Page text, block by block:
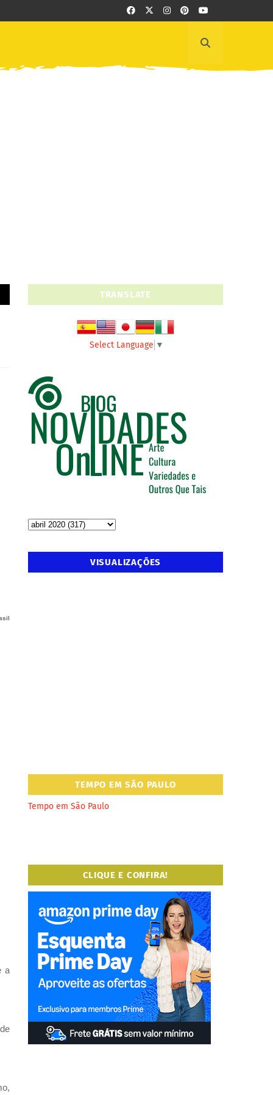
a
TRANSLATE
Select Language ▼
VISUALIZAÇÕES
TEMPO EM SÃO PAULO
Tempo em São Paulo
CLIQUE E CONFIRA!